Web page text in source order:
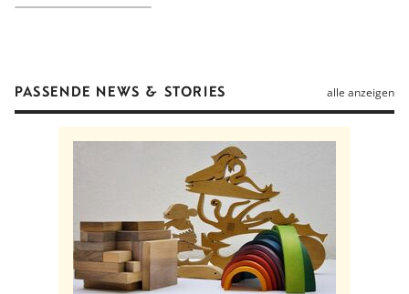
PASSENDE NEWS & STORIES alle anzeigen